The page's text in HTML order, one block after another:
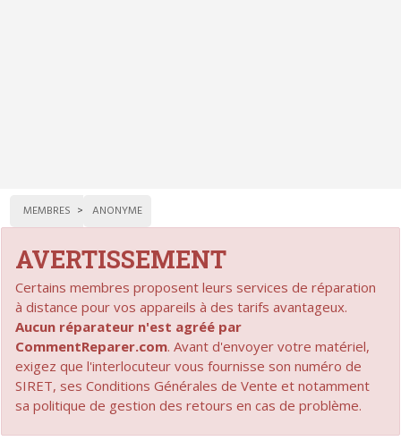
MEMBRES ANONYME
AVERTISSEMENT
Certains membres proposent leurs services de réparation
à distance pour vos appareils à des tarifs avantageux.
Aucun réparateur n'est agréé par
CommentReparer.com. Avant d'envoyer votre matériel,
exigez que l'interlocuteur vous fournisse son numéro de
SIRET, ses Conditions Générales de Vente et notamment
sa politique de gestion des retours en cas de problème.